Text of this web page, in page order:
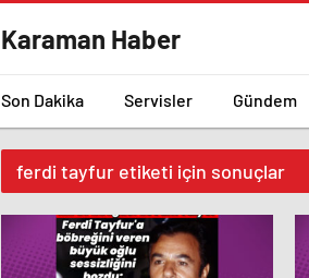
Karaman Haber
Son Dakika Servisler Gündem
ferdi tayfur etiketi için sonuçlar